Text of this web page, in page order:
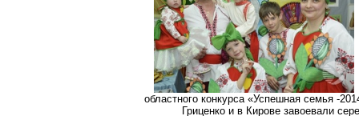
областного конкурса «Успешная семья -
Гриценко и в Кирове завоевали